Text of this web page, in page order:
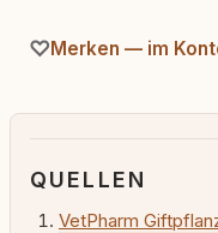
Merken — im
QUELLEN
VetPharm